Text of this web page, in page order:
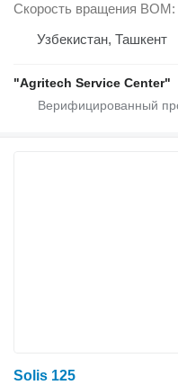
Скорость вращения ВОМ
Узбекистан, Ташкент
"Agritech Service Center"
Solis 125